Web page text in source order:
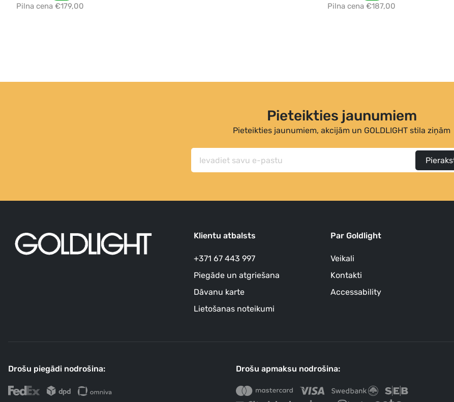
Pilna cena €179,00 Pilna cena €187,00
Pieteikties jaunumiem
Pieteikties jaunumiem, akcijām un GOLDLIGHT stila ziņām
Klientu atbalsts
+371 67 443 997
Piegāde un atgriešana
Dāvanu karte
Lietošanas noteikumi
Par Goldlight
Veikali
Kontakti
Accessability
Drošu piegādi nodrošina: Drošu apmaksu nodrošina: